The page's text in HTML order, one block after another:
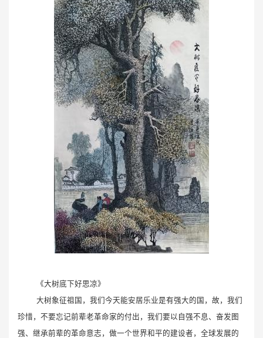
《大树底下好思凉》
大树象征祖国，我们今天能安居乐业是有强大的国，故，我们
珍惜，不要忘记前辈老革命家的付出，我们要以自强不息、奋发图
强、继承前辈的革命意志，做一个世界和平的建设者，全球发展的